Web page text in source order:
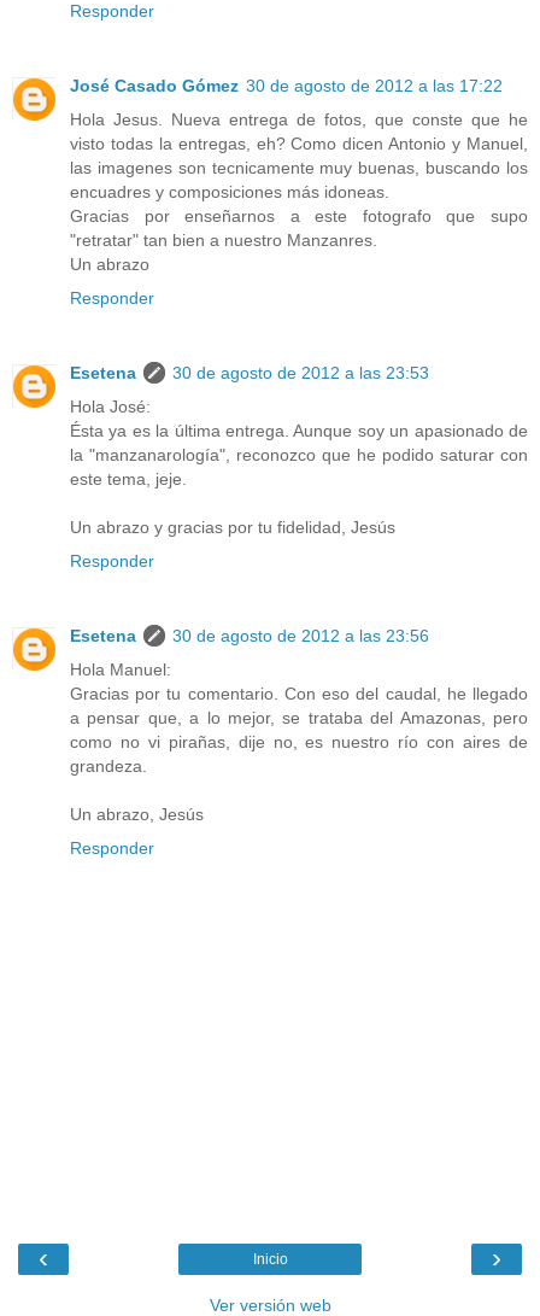
Responder
José Casado Gómez 30 de agosto de 2012 a las 17:22
Hola Jesus. Nueva entrega de fotos, que conste que he
visto todas la entregas, eh? Como dicen Antonio y Manuel,
las imagenes son tecnicamente muy buenas, buscando los
encuadres y composiciones más idoneas.
Gracias por enseñarnos a este fotografo que supo
"retratar" tan bien a nuestro Manzanres.
Un abrazo
Responder
Esetena
30 de agosto de 2012 a las 23:53
Hola José:
Ésta ya es la última entrega. Aunque soy un apasionado de
la "manzanarología", reconozco que he podido saturar con
este tema, jeje.
Un abrazo y gracias por tu fidelidad, Jesús
Responder
Esetena
30 de agosto de 2012 a las 23:56
Hola Manuel:
Gracias por tu comentario. Con eso del caudal, he llegado
a pensar que, a lo mejor, se trataba del Amazonas, pero
como no vi pirañas, dije no, es nuestro río con aires de
grandeza.
Un abrazo, Jesús
Responder
‹ ›
Inicio
Ver versión web